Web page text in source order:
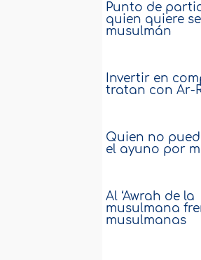
Punto de
quien quiere
musulmán
Invertir en
tratan con Ar-
Quien no
el ayuno por
Al ‘Awrah de la
musulmana
musulmanas